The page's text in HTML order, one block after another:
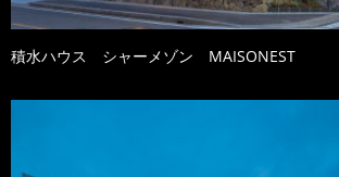
積水ハウス シャーメゾン MAISONEST